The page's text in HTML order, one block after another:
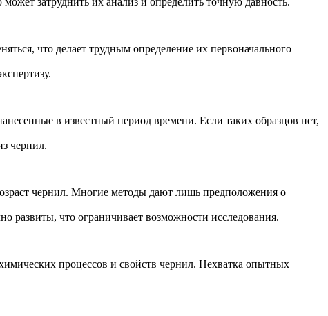
что делает трудным определение их первоначального
в известный период времени. Если таких образцов нет,
чернил.
чернил. Многие методы дают лишь предположения о
развиты, что ограничивает возможности исследования.
процессов и свойств чернил. Нехватка опытных